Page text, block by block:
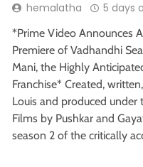
hemalatha 5 days
*Prime Video Announces
Premiere of Vadhandhi
Mani, the Highly
Franchise* Created,
Louis and produced
Films by Pushkar and
season 2 of the critically